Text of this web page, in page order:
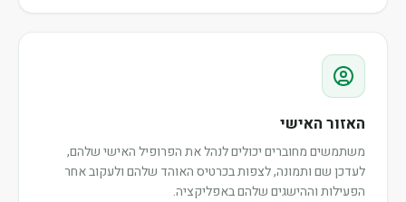
האזור האישי
משתמשים מחוברים יכולים לנהל את הפרופיל האישי שלהם,
לעדכן שם ותמונה, לצפות בכרטיס האוהד שלהם ולעקוב אחר
הפעילות וההישגים שלהם באפליקציה.